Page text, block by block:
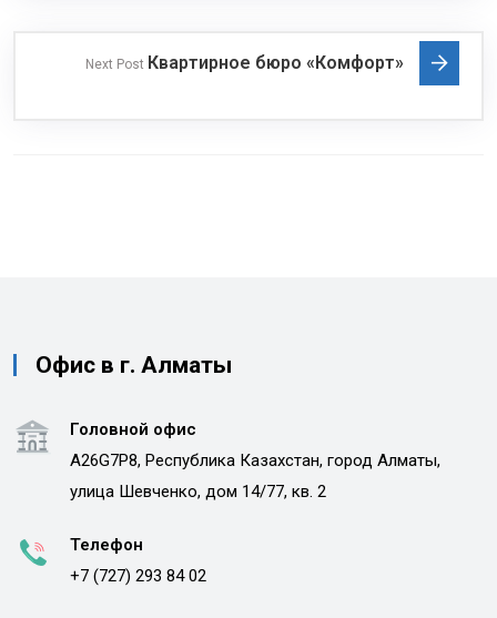
Next Post Квартирное бюро «Комфорт»
Офис в г. Алматы
Головной офис
A26G7P8, Республика Казахстан, город Алматы,
улица Шевченко, дом 14/77, кв. 2
Телефон
+7 (727) 293 84 02